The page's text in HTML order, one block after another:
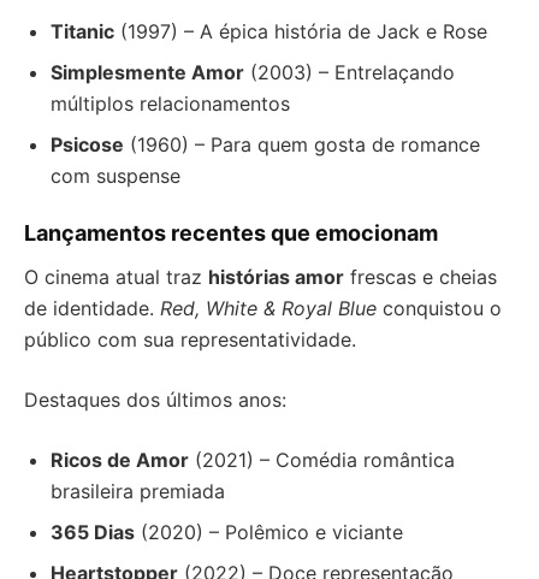
Titanic (1997) – A épica história de Jack e Rose
Simplesmente Amor (2003) – Entrelaçando
múltiplos relacionamentos
Psicose (1960) – Para quem gosta de romance
com suspense
Lançamentos recentes que emocionam
O cinema atual traz histórias amor frescas e cheias
de identidade. Red, White & Royal Blue conquistou o
público com sua representatividade.
Destaques dos últimos anos:
Ricos de Amor (2021) – Comédia romântica
brasileira premiada
365 Dias (2020) – Polêmico e viciante
Heartstopper (2022) – Doce representação